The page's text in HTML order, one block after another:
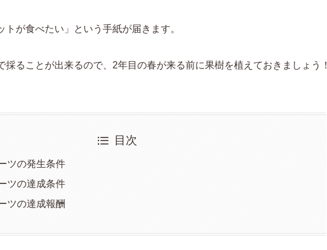
トが食べたい」という手紙が届きます。
採ることが出来るので、2年目の春が来る前に果樹を植えておきましょう！
目次
ツの発生条件
ツの達成条件
ツの達成報酬